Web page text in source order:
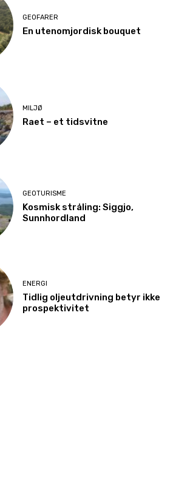
GEOFARER
En utenomjordisk bouquet
MILJØ
Raet – et tidsvitne
GEOTURISME
Kosmisk stråling: Siggjo,
Sunnhordland
ENERGI
Tidlig oljeutdrivning betyr ikke
prospektivitet